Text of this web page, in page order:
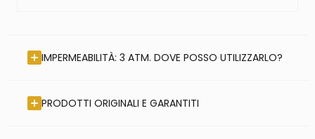
IMPERMEABILITÀ: 3 ATM. DOVE POSSO UTILIZZARLO?
PRODOTTI ORIGINALI E GARANTITI